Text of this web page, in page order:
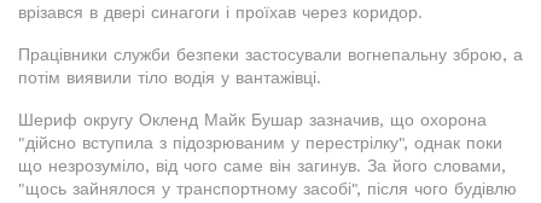
врізався в двері синагоги і проїхав через коридор.
Працівники служби безпеки застосували вогнепальну зброю, а
потім виявили тіло водія у вантажівці.
Шериф округу Окленд Майк Бушар зазначив, що охорона
"дійсно вступила з підозрюваним у перестрілку", однак поки
що незрозуміло, від чого саме він загинув. За його словами,
"щось зайнялося у транспортному засобі", після чого будівлю